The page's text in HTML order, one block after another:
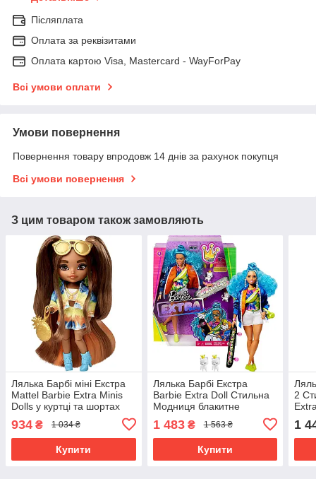
Післяплата
Оплата за реквізитами
Оплата картою Visa, Mastercard - WayForPay
Всі умови оплати
Умови повернення
Повернення товару впродовж 14 днів за рахунок покупця
Всі умови повернення
З цим товаром також замовляють
Лялька Барбі міні Екстра
Mattel Barbie Extra Minis
Dolls у куртці та шортах
934 ₴ 1 034 ₴
Купити
Лялька Барбі Екстра
Barbie Extra Doll Стильна
Модниця блакитне
1 483₴ 1 563 ₴
Купити
2
1